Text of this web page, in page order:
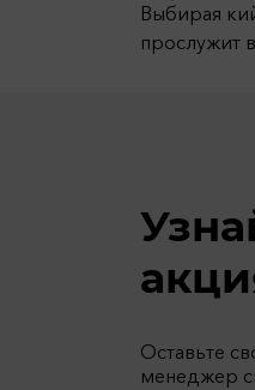
Выбирая
прослужит
Оставьте
менеджер